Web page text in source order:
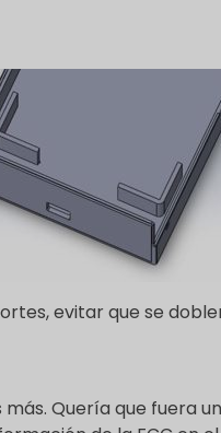
evitar que se
Quería que fuera